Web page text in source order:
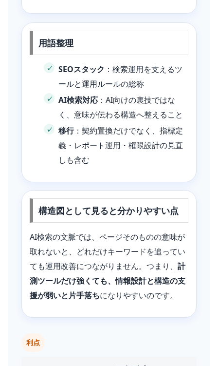
用語整理
SEOスタック ：検索運用を支えるツ
ールと運用ルールの総称
AI検索対応 ：AI向けの裏技ではな
く、意味が伝わる構造へ整えること
移行：契約置換だけでなく、指標定
義・レポート運用・権限設計の見直
しも含む
構造図として見ると分かりやすい点
AI検索の文脈では、ページそのものの意味が
取れないと、どれだけキーワードを追ってい
ても運用改善につながりません。つまり、 計
測ツールだけ強くても、情報設計と構造の支
援が弱いと片手落ちになりやすいのです。
利点